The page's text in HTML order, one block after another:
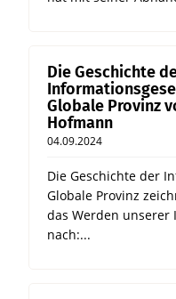
Die Geschichte
Globale Provinz
Hofmann
04.09.2024
Die Geschichte der
Globale Provinz
das Werden unserer
nach:...